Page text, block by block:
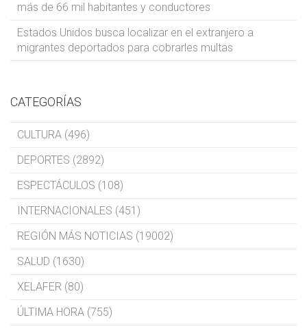
más de 66 mil habitantes y conductores
Estados Unidos busca localizar en el extranjero a
migrantes deportados para cobrarles multas
CATEGORÍAS
CULTURA (496)
DEPORTES (2892)
ESPECTÁCULOS (108)
INTERNACIONALES (451)
REGIÓN MÁS NOTICIAS (19002)
SALUD (1630)
XELAFER (80)
ÚLTIMA HORA (755)